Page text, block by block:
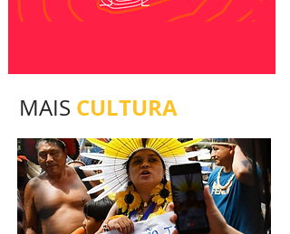
MAIS CULTURA